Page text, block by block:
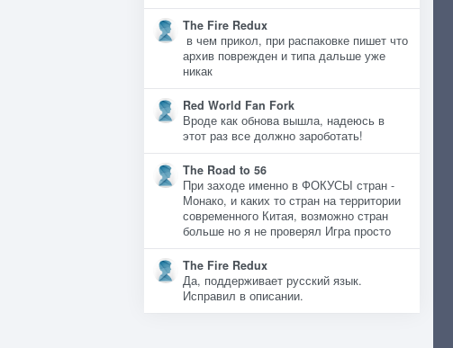
The Fire Redux
в чем прикол, при распаковке пишет что
архив поврежден и типа дальше уже
никак
Red World Fan Fork
Вроде как обнова вышла, надеюсь в
этот раз все должно зароботать!
The Road to 56
При заходе именно в ФОКУСЫ стран -
Монако, и каких то стран на территории
современного Китая, возможно стран
больше но я не проверял Игра просто
The Fire Redux
Да, поддерживает русский язык.
Исправил в описании.